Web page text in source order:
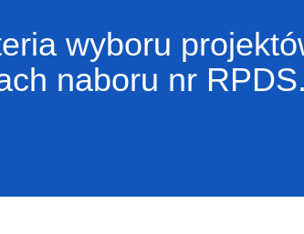
wyboru
naboru nr